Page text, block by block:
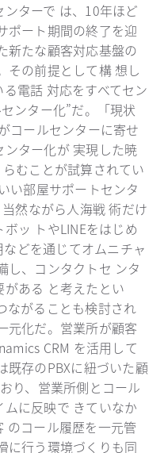
ターで は、10年ほど
ポート期間の終了を迎
新たな顧客対応基盤の
その前提として構 想し
電話 対応をすべてセン
ンター化”だ。「現状
コールセンターに寄せ
ター化が 実現した暁
むことが試算されてい
い部屋サポートセンタ
然ながら人海戦 術だけ
ッ トやLINEをはじめ
どを通じてオムニチャ
し、コンタクトセ ンタ
ある と考えたとい
ながることも検討され
元化だ。営業所が顧客
CRM を活用して
既存のPBXに紐づいた顧
り、営業所側とコール
に反映で きていなか
のコール履歴を一元管
に行う環境づくりも同